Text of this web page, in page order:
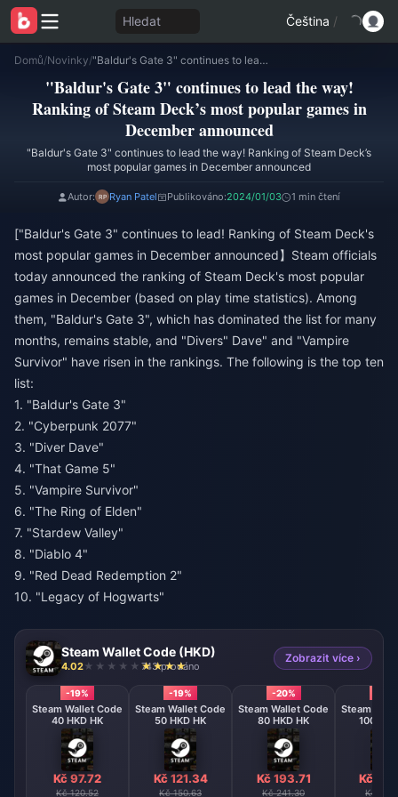
Hledat Čeština /
Domů/Novinky/ "Baldur's Gate 3" continues to lead the way! Ranking of Steam Deck’s most popular games in December announced
"Baldur's Gate 3" continues to lead the way!
Ranking of Steam Deck’s most popular games in
December announced
"Baldur's Gate 3" continues to lead the way! Ranking of Steam Deck’s
most popular games in December announced
Autor: Ryan Patel Publikováno:2024/01/03 1 min čtení
["Baldur's Gate 3" continues to lead! Ranking of Steam Deck's
most popular games in December announced】Steam officials
today announced the ranking of Steam Deck's most popular
games in December (based on play time statistics). Among
them, "Baldur's Gate 3", which has dominated the list for many
months, remains stable, and "Divers" Dave" and "Vampire
Survivor" have risen in the rankings. The following is the top ten
list:
1. "Baldur's Gate 3"
2. "Cyberpunk 2077"
3. "Diver Dave"
4. "That Game 5"
5. "Vampire Survivor"
6. "The Ring of Elden"
7. "Stardew Valley"
8. "Diablo 4"
9. "Red Dead Redemption 2"
10. "Legacy of Hogwarts"
Steam Wallet Code (HKD)
4.02 743 prodáno
Zobrazit více ›
-19%
Steam Wallet Code
40 HKD HK
Kč 97.72
Kč 120.52
-19%
Steam Wallet Code
50 HKD HK
Kč 121.34
Kč 150.63
-20%
Steam Wallet Code
80 HKD HK
Kč 193.71
Kč 241.30
Steam
100
Kč
Kč